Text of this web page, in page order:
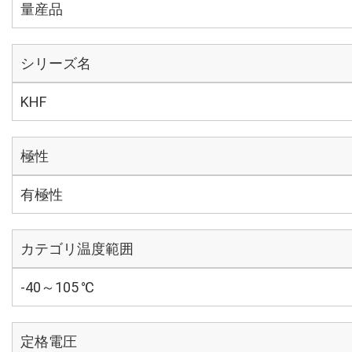
量産品
シリーズ名
KHF
極性
有極性
カテゴリ温度範囲
-40～105 ℃
定格電圧